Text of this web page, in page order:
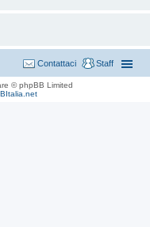
Staff
Contattaci
© phpBB Limited